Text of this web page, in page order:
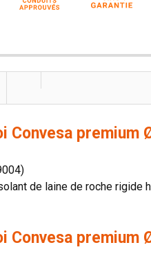
premium
de laine de roche rigide
premium